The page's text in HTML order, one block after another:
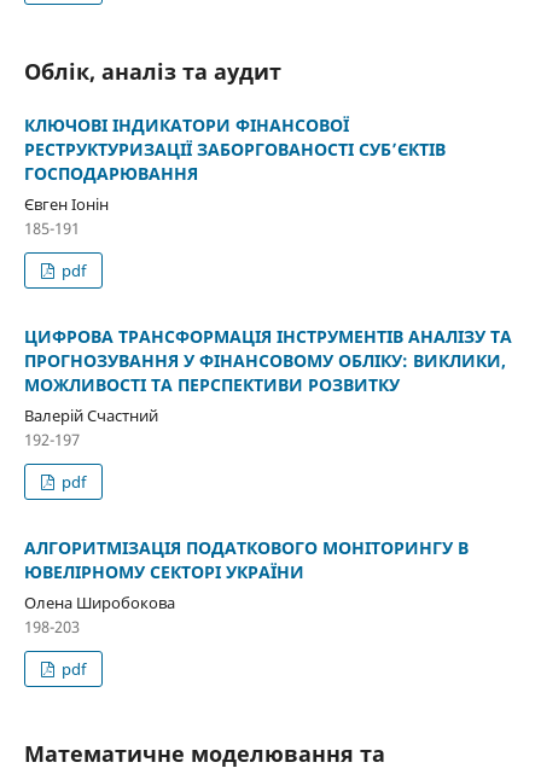
Облік, аналіз та аудит
КЛЮЧОВІ ІНДИКАТОРИ ФІНАНСОВОЇ
РЕСТРУКТУРИЗАЦІЇ ЗАБОРГОВАНОСТІ СУБ’ЄКТІВ
ГОСПОДАРЮВАННЯ
Євген Іонін
185-191
pdf
ЦИФРОВА ТРАНСФОРМАЦІЯ ІНСТРУМЕНТІВ АНАЛІЗУ ТА
ПРОГНОЗУВАННЯ У ФІНАНСОВОМУ ОБЛІКУ: ВИКЛИКИ,
МОЖЛИВОСТІ ТА ПЕРСПЕКТИВИ РОЗВИТКУ
Валерій Счастний
192-197
pdf
АЛГОРИТМІЗАЦІЯ ПОДАТКОВОГО МОНІТОРИНГУ В
ЮВЕЛІРНОМУ СЕКТОРІ УКРАЇНИ
Олена Широбокова
198-203
pdf
Математичне моделювання та